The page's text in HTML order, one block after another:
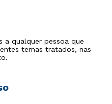
a qualquer pessoa que
temas tratados, nas